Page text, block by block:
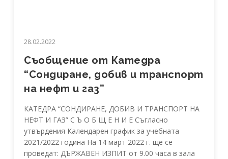
28.02.2022
Съобщение от Катедра
“Сондиране, добив и транспорт
на нефт и газ”
КАТЕДРА “СОНДИРАНЕ, ДОБИВ И ТРАНСПОРТ НА
НЕФТ И ГАЗ” С Ъ О Б Щ Е Н И Е Съгласно
утвърдения Календарен график за учебната
2021/2022 година На 14 март 2022 г. ще се
проведат: ДЪРЖАВЕН ИЗПИТ от 9.00 часа в зала